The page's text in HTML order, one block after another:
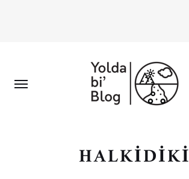
HALKIDIKI